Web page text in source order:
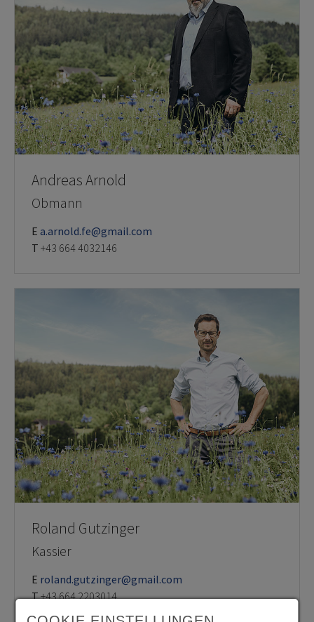
Andreas Arnold
Obmann
E a.arnold.fe@gmail.com
T +43 664 4032146
Roland Gutzinger
Kassier
E roland.gutzinger@gmail.com
T+43 664 2203014